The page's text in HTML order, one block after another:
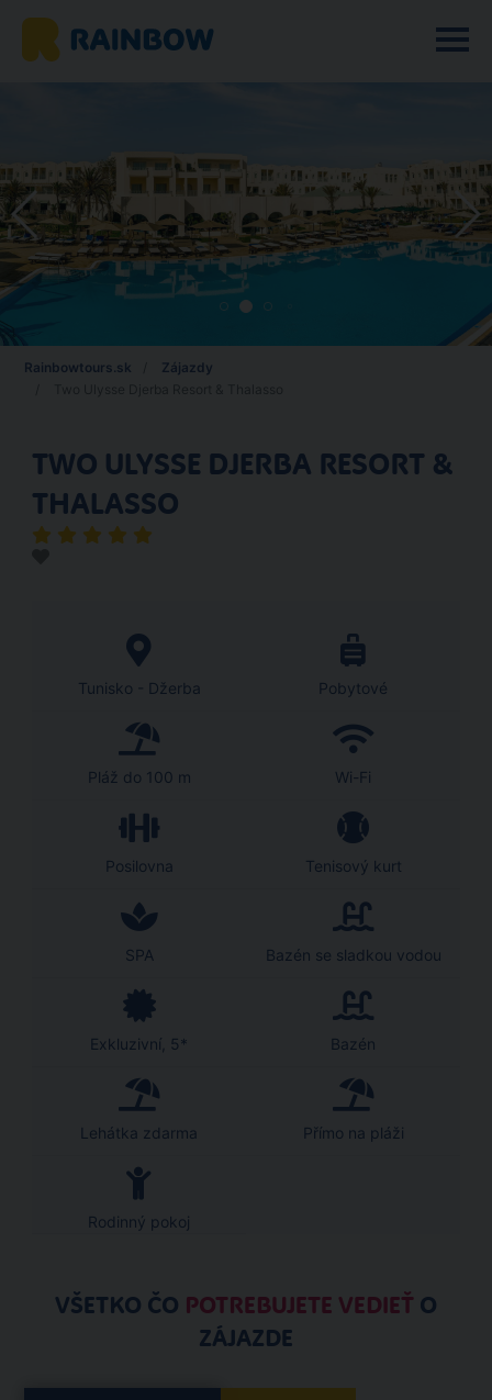
Rainbowtours.sk
Zájazdy
TWO ULYSSE DJERBA RESORT &
THALASSO
Tunisko - Džerba Pobytové
Pláž do 100 m Wi-Fi
Posilovna Tenisový kurt
SPA Bazén se sladkou vodou
Exkluzivní, 5* Bazén
Lehátka zdarma Přímo na pláži
Rodinný pokoj
VŠETKO ČO POTREBUJETE VEDIEŤ O
ZÁJAZDE